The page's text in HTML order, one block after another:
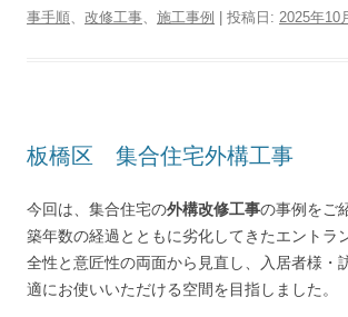
事手順
改修工事 施工事例 | 投稿日: 2025年10
板橋区 集合住宅外構工事
今回は、集合住宅の外構改修工事の事例をご
築年数の経過とともに劣化してきたエントラ
全性と意匠性の両面から見直し、入居者様・
適にお使いいただける空間を目指しました。